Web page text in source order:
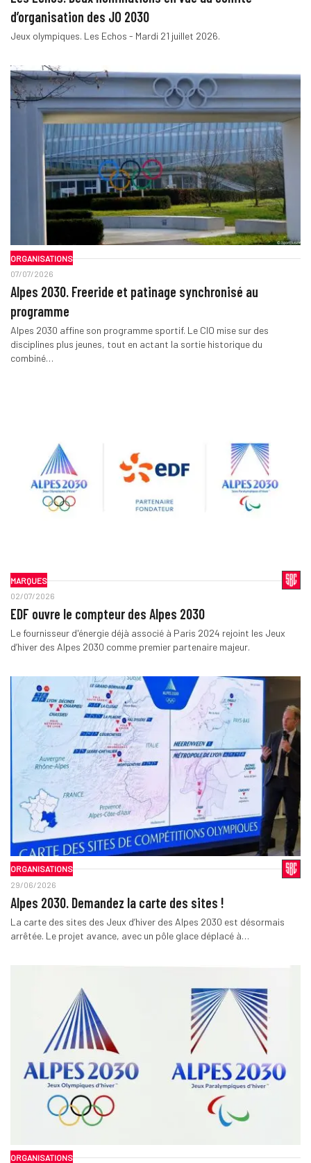
d’organisation des JO 2030
Jeux olympiques. Les Echos - Mardi 21 juillet 2026.
ORGANISATIONS
07/07/2026
Alpes 2030. Freeride et patinage synchronisé au
programme
Alpes 2030 affine son programme sportif. Le CIO mise sur des
disciplines plus jeunes, tout en actant la sortie historique du
combiné…
MARQUES
02/07/2026
EDF ouvre le compteur des Alpes 2030
Le fournisseur d'énergie déjà associé à Paris 2024 rejoint les Jeux
d’hiver des Alpes 2030 comme premier partenaire majeur.
ORGANISATIONS
29/06/2026
Alpes 2030. Demandez la carte des sites !
La carte des sites des Jeux d’hiver des Alpes 2030 est désormais
arrêtée. Le projet avance, avec un pôle glace déplacé à…
ORGANISATIONS